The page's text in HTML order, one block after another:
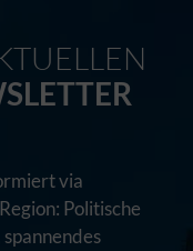
via
Politische